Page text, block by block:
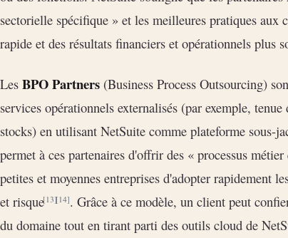
sectorielle spécifique » et les meilleures pratiques aux
rapide et des résultats financiers et opérationnels plus
Les BPO Partners (Business Process Outsourcing)
services opérationnels externalisés (par exemple,
stocks) en utilisant NetSuite comme plateforme sous-
permet à ces partenaires d'offrir des « processus
petites et moyennes entreprises d'adopter rapidement
et risque[13][14]. Grâce à ce modèle, un client peut
du domaine tout en tirant parti des outils cloud de